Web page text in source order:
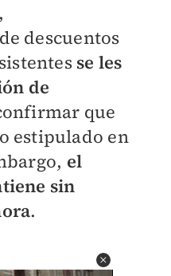
descuentos
se les
de
que
estipulado en
el
sin
.